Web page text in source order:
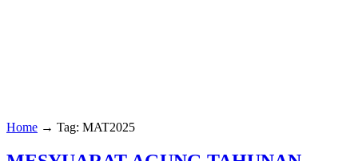
Home → Tag: MAT2025